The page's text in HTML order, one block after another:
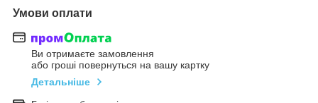
Умови оплати
Ви отримаєте замовлення
або гроші повернуться на вашу картку
Детальніше